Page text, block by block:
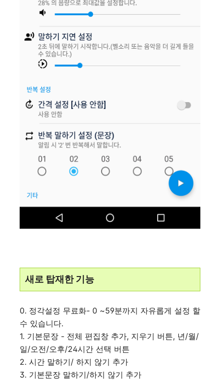
새로 탑재한 기능
0. 정각설정 무료화- 0 ~59분까지 자유롭게 설정 할
수 있습니다.
1. 기본문장 - 전체 편집창 추가, 지우기 버튼, 년/월/
일/오전/오후/24시간 선택 버튼
2. 시간 말하기/ 하지 않기 추가
3. 기본문장 말하기/하지 않기 추가